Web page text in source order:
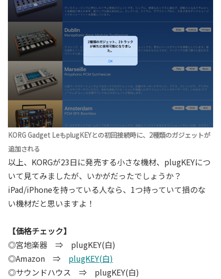
KORG Gadget LeもplugKEYとの初回接続時に、2種類のガジェットが
追加される
以上、KORGが23日に発売する小さな機材、plugKEYにつ
いて見てみましたが、いかがだったでしょうか？
iPad/iPhoneを持っている人なら、1つ持っていて損のな
い機材だと思いますよ！
【価格チェック】
◎宮地楽器 ⇒ plugKEY(白)
◎Amazon ⇒ plugKEY(白)
◎サウンドハウス ⇒ plugKEY(白)